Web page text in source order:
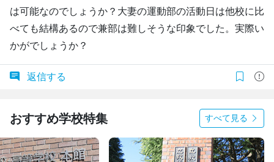
は可能なのでしょうか？大妻の運動部の活動日は他校に比
べても結構あるので兼部は難しそうな印象でした。実際い
かがでしょうか？
返信する
おすすめ学校特集 すべて見る